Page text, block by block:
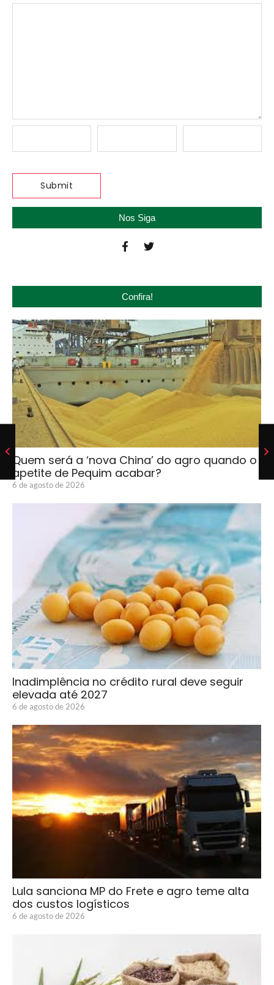
Nos Siga
Confira!
Quem será a ‘nova China’ do agro quando o
apetite de Pequim acabar?
6 de agosto de 2026
Inadimplência no crédito rural deve seguir
elevada até 2027
6 de agosto de 2026
Lula sanciona MP do Frete e agro teme alta
dos custos logísticos
6 de agosto de 2026